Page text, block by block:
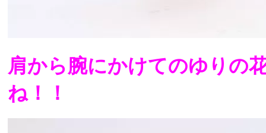
肩から腕にかけてのゆりの
ね！！